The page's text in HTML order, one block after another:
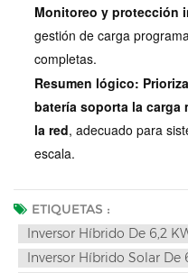
Monitoreo y protección
gestión de carga
completas.
Resumen lógico:
batería soporta la
la red, adecuado para
escala.
ETIQUETAS :
Inversor Híbrido De 6,2
Inversor Híbrido Solar De